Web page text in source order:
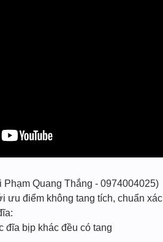
Quang Thắng - 0974004025)
ưu điểm không tang tích, chuẩn xác
đĩa bịp khác đều có tang